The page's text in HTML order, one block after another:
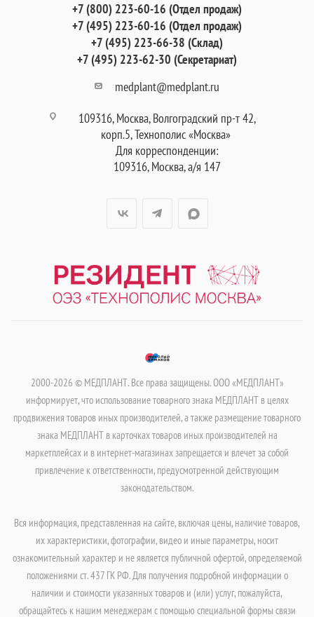
+7 (800) 223-60-16 (Отдел продаж)
+7 (495) 223-60-16 (Отдел продаж)
+7 (495) 223-66-38 (Склад)
+7 (495) 223-62-30 (Секретариат)
medplant@medplant.ru
109316, Москва, Волгоградский пр-т 42,
корп.5, Технополис «Москва»
Для корреспонденции:
109316, Москва, а/я 147
2000-2026 © МЕДПЛАНТ. Все права защищены. ООО «МЕДПЛАНТ»
информирует, что использование товарного знака МЕДПЛАНТ в целях
продвижения товаров иных производителей, а также размещение товарного
знака МЕДПЛАНТ в карточках товаров иных производителей на
маркетплейсах и в интернет-магазинах запрещается и влечет за собой
привлечение к ответственности, предусмотренной действующим
законодательством.
Вся информация, представленная на сайте, включая цены, наличие товаров,
их характеристики, фотографии, видео и иные параметры, носит
ознакомительный характер и не является публичной офертой, определяемой
положениями ст. 437 ГК РФ. Для получения подробной информации о
наличии и стоимости указанных товаров и (или) услуг, пожалуйста,
обращайтесь к нашим менеджерам с помощью специальной формы связи